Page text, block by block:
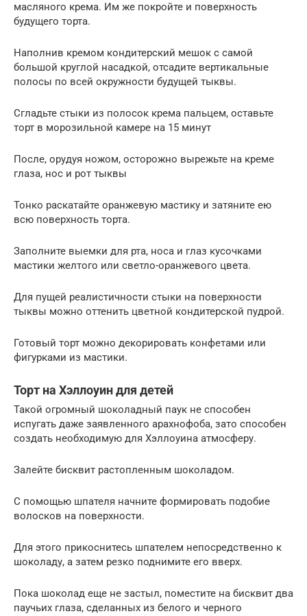
масляного крема. Им же покройте и поверхность
будущего торта.
Наполнив кремом кондитерский мешок с самой
большой круглой насадкой, отсадите вертикальные
полосы по всей окружности будущей тыквы.
Сгладьте стыки из полосок крема пальцем, оставьте
торт в морозильной камере на 15 минут
После, орудуя ножом, осторожно вырежьте на креме
глаза, нос и рот тыквы
Тонко раскатайте оранжевую мастику и затяните ею
всю поверхность торта.
Заполните выемки для рта, носа и глаз кусочками
мастики желтого или светло-оранжевого цвета.
Для пущей реалистичности стыки на поверхности
тыквы можно оттенить цветной кондитерской пудрой.
Готовый торт можно декорировать конфетами или
фигурками из мастики.
Торт на Хэллоуин для детей
Такой огромный шоколадный паук не способен
испугать даже заявленного арахнофоба, зато способен
создать необходимую для Хэллоуина атмосферу.
Залейте бисквит растопленным шоколадом.
С помощью шпателя начните формировать подобие
волосков на поверхности.
Для этого прикоснитесь шпателем непосредственно к
шоколаду, а затем резко поднимите его вверх.
Пока шоколад еще не застыл, поместите на бисквит два
паучьих глаза, сделанных из белого и черного